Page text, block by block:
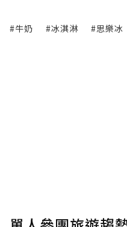
#牛奶 #冰淇淋 #思樂冰